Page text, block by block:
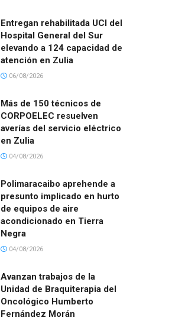
Entregan rehabilitada UCI del
Hospital General del Sur
elevando a 124 capacidad de
atención en Zulia
06/08/2026
Más de 150 técnicos de
CORPOELEC resuelven
averías del servicio eléctrico
en Zulia
04/08/2026
Polimaracaibo aprehende a
presunto implicado en hurto
de equipos de aire
acondicionado en Tierra
Negra
04/08/2026
Avanzan trabajos de la
Unidad de Braquiterapia del
Oncológico Humberto
Fernández Morán